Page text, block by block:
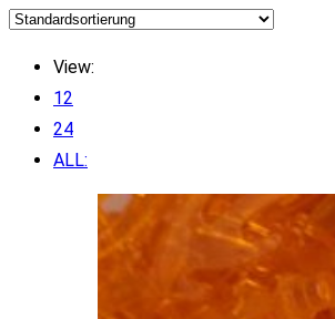
View:
12
24
ALL: